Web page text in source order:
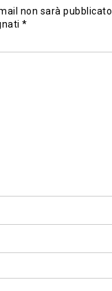
non sarà pubblicato.
*